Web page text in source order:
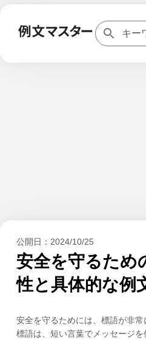
公開日： 2024/10/25
安全を守るため
性と具体的な例
安全を守るためには、標語が非常
標語は、短い言葉でメッセージ